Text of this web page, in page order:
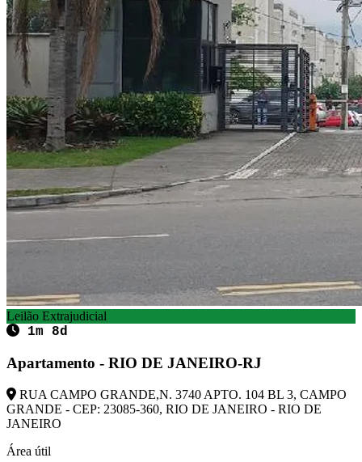
Leilão Extrajudicial
1m 8d
Apartamento - RIO DE JANEIRO-RJ
RUA CAMPO GRANDE,N. 3740 APTO. 104 BL 3, CAMPO
GRANDE - CEP: 23085-360, RIO DE JANEIRO - RIO DE
JANEIRO
Área útil